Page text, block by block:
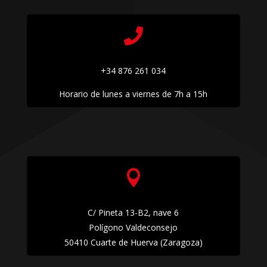

+34 876 261 034
Horario de lunes a viernes de 7h a 15h

C/ Pineta 13-B2, nave 6
Polígono Valdeconsejo
50410 Cuarte de Huerva (Zaragoza)